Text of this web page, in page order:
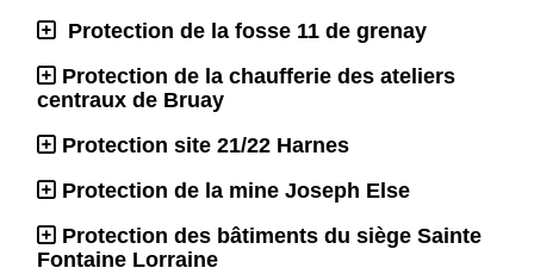
Protection de la fosse 11 de grenay
Protection de la chaufferie des ateliers
centraux de Bruay
Protection site 21/22 Harnes
Protection de la mine Joseph Else
Protection des bâtiments du siège Sainte
Fontaine Lorraine